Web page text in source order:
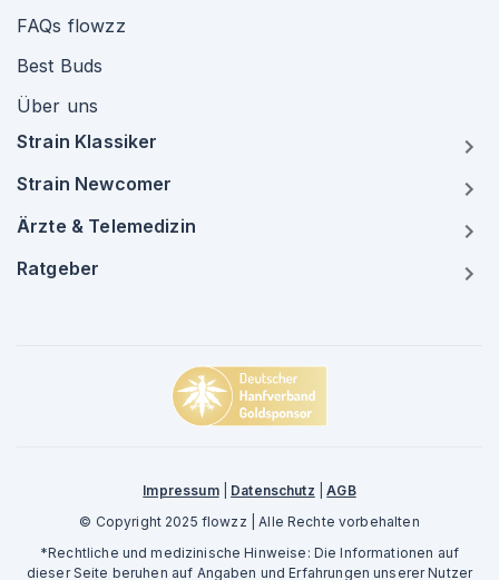
FAQs flowzz
Best Buds
Über uns
Strain Klassiker
Strain Newcomer
Ärzte & Telemedizin
Ratgeber
Impressum| Datenschutz |AGB
© Copyright 2025 flowzz | Alle Rechte vorbehalten
*Rechtliche und medizinische Hinweise: Die Informationen auf
dieser Seite beruhen auf Angaben und Erfahrungen unserer Nutzer